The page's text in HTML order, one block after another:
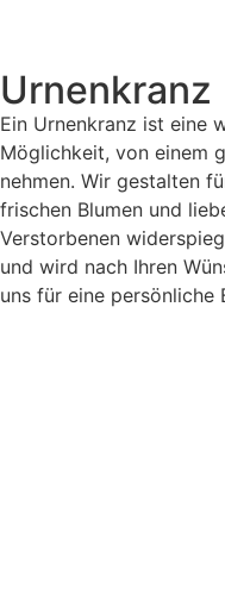
Urnenkranz
Ein Urnenkranz ist eine
Möglichkeit, von einem
nehmen. Wir gestalten
frischen Blumen und
Verstorbenen
und wird nach Ihren
uns für eine persönliche